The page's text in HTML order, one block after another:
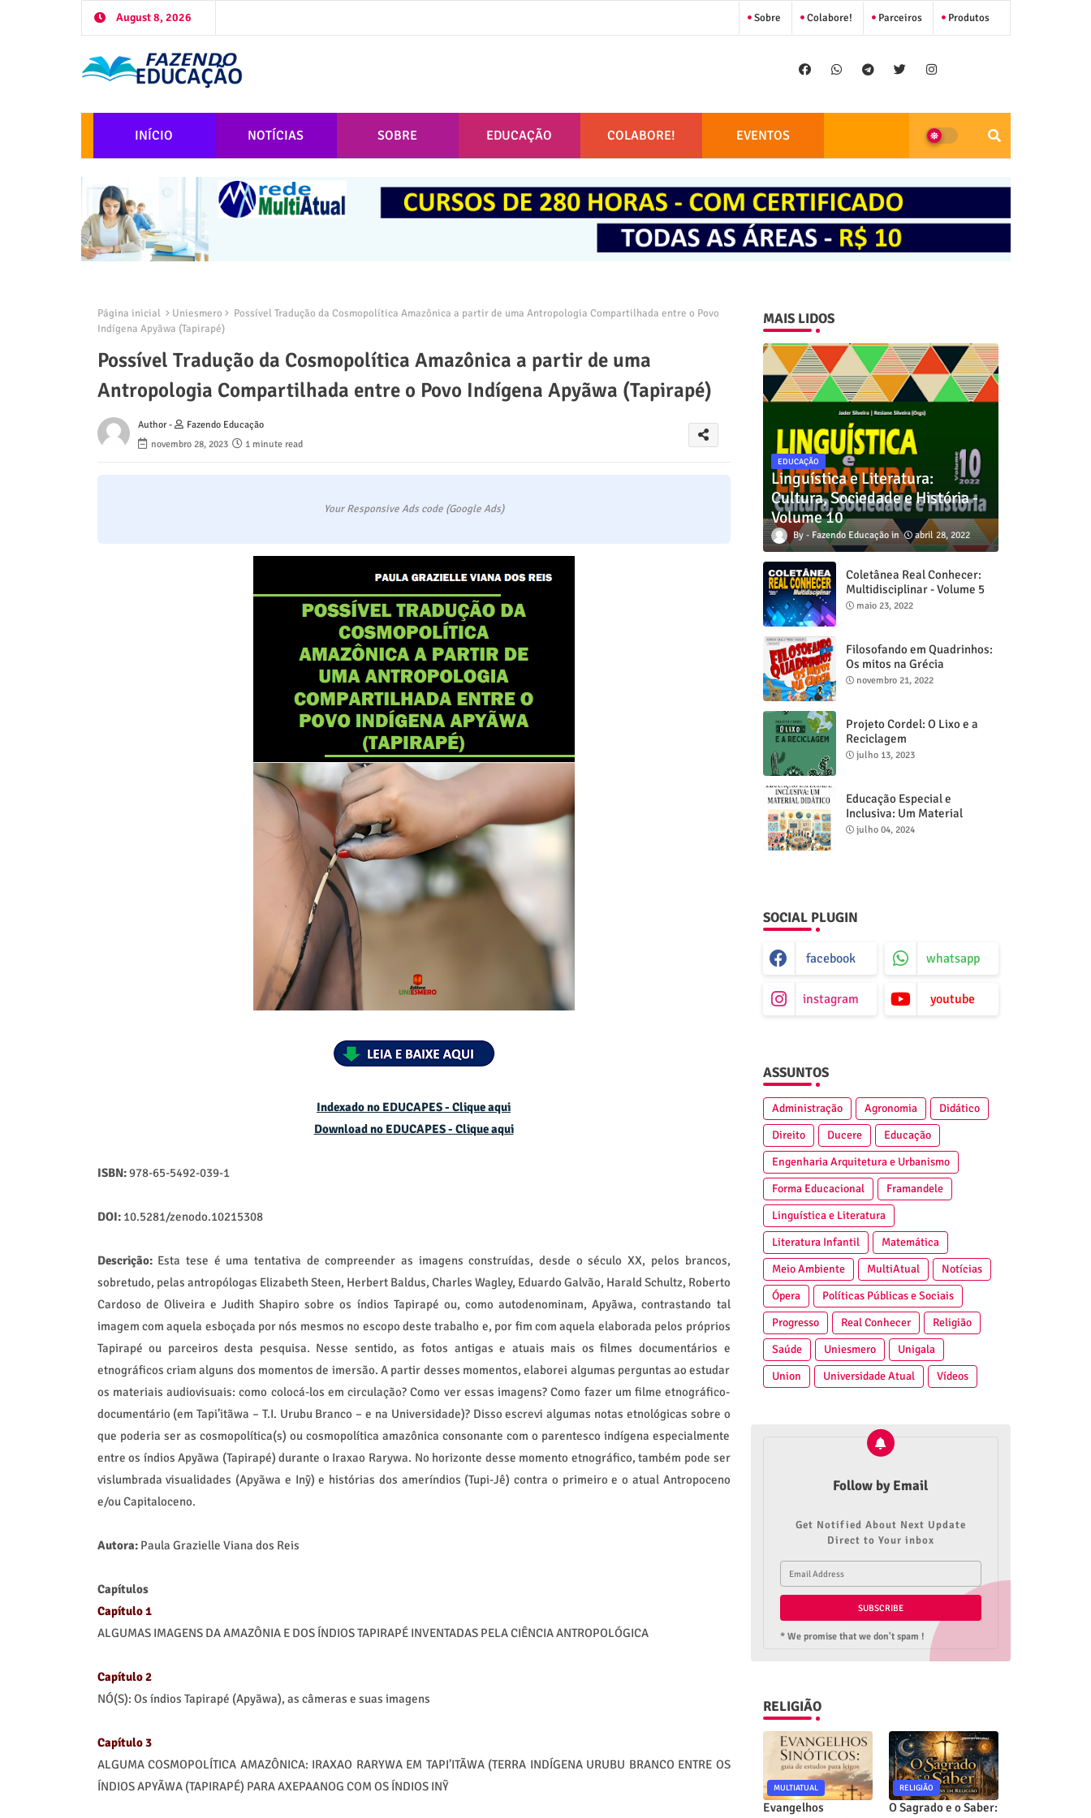
August 8, 2026 Sobre Colabore! Parceiros Produtos
INÍCIO NOTÍCIAS SOBRE EDUCAÇÃO COLABORE! EVENTOS
Página inicial Uniesmero
Possível Tradução da Cosmopolítica Amazônica a partir de uma Antropologia Compartilhada entre o Povo
Indígena Apyãwa (Tapirapé)
Possível Tradução da Cosmopolítica Amazônica a partir de uma
Antropologia Compartilhada entre o Povo Indígena Apyãwa (Tapirapé)
Author -
Fazendo Educação
novembro 28, 2023
1 minute read
Your Responsive Ads code (Google Ads)
Indexado no EDUCAPES - Clique aqui
Download no EDUCAPES - Clique aqui
ISBN:978-65-5492-039-1
DOI:10.5281/zenodo.10215308
Descrição:Esta tese é uma tentativa de compreender as imagens construídas, desde o século XX, pelos brancos,
sobretudo, pelas antropólogas Elizabeth Steen, Herbert Baldus, Charles Wagley, Eduardo Galvão, Harald Schultz, Roberto
Cardoso de Oliveira e Judith Shapiro sobre os índios Tapirapé ou, como autodenominam, Apyãwa, contrastando tal
imagem com aquela esboçada por nós mesmos no escopo deste trabalho e, por fim com aquela elaborada pelos próprios
Tapirapé ou parceiros desta pesquisa. Nesse sentido, as fotos antigas e atuais mais os filmes documentários e
etnográficos criam alguns dos momentos de imersão. A partir desses momentos, elaborei algumas perguntas ao estudar
os materiais audiovisuais: como colocá-los em circulação? Como ver essas imagens? Como fazer um filme etnográfico-
documentário (em Tapi’itãwa – T.I. Urubu Branco – e na Universidade)? Disso escrevi algumas notas etnológicas sobre o
que poderia ser as cosmopolítica(s) ou cosmopolítica amazônica consonante com o parentesco indígena especialmente
entre os índios Apyãwa (Tapirapé) durante o Iraxao Rarywa. No horizonte desse momento etnográfico, também pode ser
vislumbrada visualidades (Apyãwa e Inỹ) e histórias dos ameríndios (Tupi-Jê) contra o primeiro e o atual Antropoceno
e/ou Capitaloceno.
Autora: Paula Grazielle Viana dos Reis
Capítulos
Capítulo 1
ALGUMAS IMAGENS DA AMAZÔNIA E DOS ÍNDIOS TAPIRAPÉ INVENTADAS PELA CIÊNCIA ANTROPOLÓGICA
Capítulo 2
NÓ(S): Os índios Tapirapé (Apyãwa), as câmeras e suas imagens
Capítulo 3
ALGUMA COSMOPOLÍTICA AMAZÔNICA: IRAXAO RARYWA EM TAPI’ITÃWA (TERRA INDÍGENA URUBU BRANCO ENTRE OS
ÍNDIOS APYÃWA (TAPIRAPÉ) PARA AXEPAANOG COM OS ÍNDIOS INỸ
MAIS LIDOS
EDUCAÇÃO
Linguística e Literatura:
Cultura, Sociedade e História -
Volume 10
Fazendo Educação abril 28, 2022
Coletânea Real Conhecer:
Multidisciplinar - Volume 5
maio 23, 2022
Filosofando em Quadrinhos:
Os mitos na Grécia
novembro 21, 2022
Projeto Cordel: O Lixo e a
Reciclagem
julho 13, 2023
Educação Especial e
Inclusiva: Um Material
Didático
julho 04, 2024
SOCIAL PLUGIN
facebook whatsapp
instagram youtube
ASSUNTOS
Administração Agronomia
Didático
Direito
Ducere
Educação
Engenharia Arquitetura e Urbanismo
Forma Educacional
Framandele
Linguística e Literatura
Literatura Infantil
Matemática
Meio Ambiente
MultiAtual
Notícias
Ópera
Políticas Públicas e Sociais
Progresso
Real Conhecer
Religião
Saúde
Uniesmero
Unigala
Union
Universidade Atual Vídeos
Follow by Email
Get Notified About Next Update
Direct to Your inbox
* We promise that we don't spam !
RELIGIÃO
MULTIATUAL
Evangelhos
RELIGIÃO
O Sagrado e o Saber: